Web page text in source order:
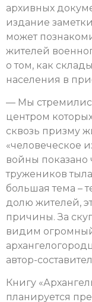
архивных
издание
может
жителей
о том, как
населения в
— Мы
центром
сквозь призму
«человеческое
войны показано
тружеников
большая тема –
долю жителей,
причины. За
видим
автор-
Книгу
планируется